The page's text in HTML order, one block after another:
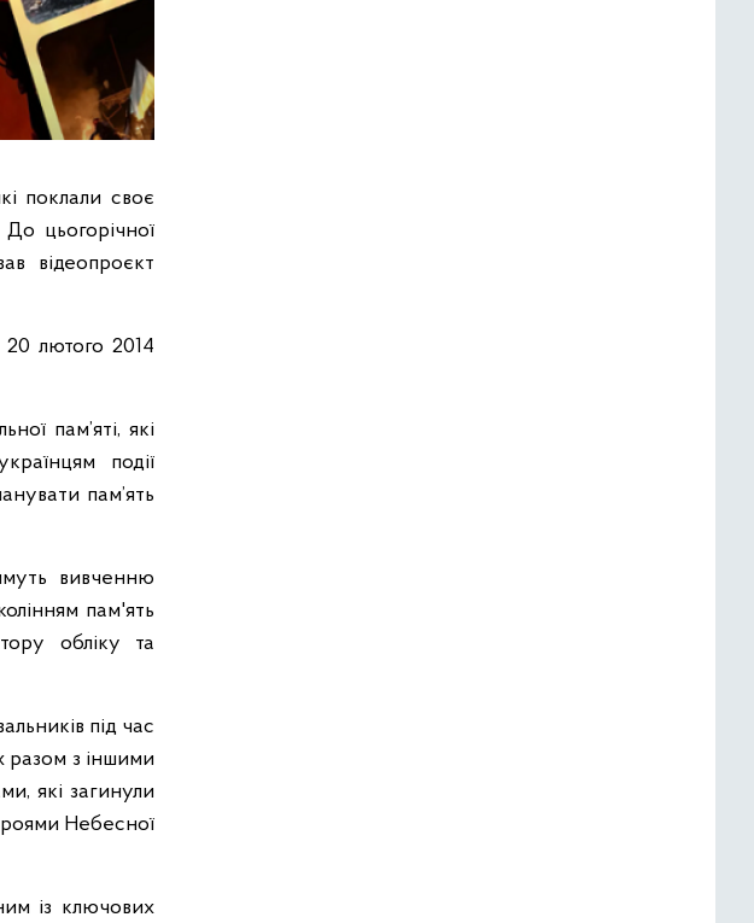
поклали своє
цьогорічної
відеопроєкт
лютого 2014
пам’яті, які
події
пам’ять
вивченню
пам'ять
обліку та
під час
разом з іншими
які загинули
Небесної
із ключових